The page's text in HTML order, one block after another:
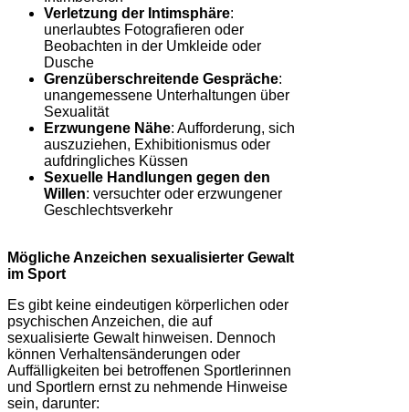
Verletzung der Intimsphäre:
unerlaubtes Fotografieren oder
Beobachten in der Umkleide oder
Dusche
Grenzüberschreitende Gespräche:
unangemessene Unterhaltungen über
Sexualität
Erzwungene Nähe: Aufforderung, sich
auszuziehen, Exhibitionismus oder
aufdringliches Küssen
Sexuelle Handlungen gegen den
Willen: versuchter oder erzwungener
Geschlechtsverkehr
Mögliche Anzeichen sexualisierter Gewalt
im Sport
Es gibt keine eindeutigen körperlichen oder
psychischen Anzeichen, die auf
sexualisierte Gewalt hinweisen. Dennoch
können Verhaltensänderungen oder
Auffälligkeiten bei betroffenen Sportlerinnen
und Sportlern ernst zu nehmende Hinweise
sein, darunter: